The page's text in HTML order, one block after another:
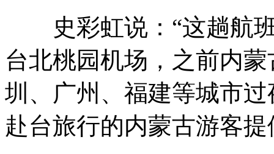
史彩虹说：“这趟航班
台北桃园机场，之前内
圳、广州、福建等城市
赴台旅行的内蒙古游客提